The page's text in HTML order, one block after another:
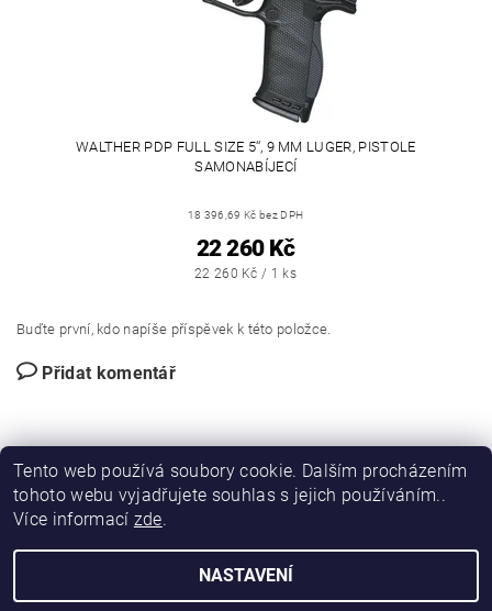
WALTHER PDP FULL SIZE 5‘‘, 9 MM LUGER, PISTOLE
SAMONABÍJECÍ
18 396,69 Kč bez DPH
22 260 Kč
22 260 Kč / 1 ks
Buďte první, kdo napíše příspěvek k této položce.
Přidat komentář
DIRECT FORCE | JANÍSKOVÁ&LATA
2026 © DIRFORPRO, všechna práva vyhrazenaUpravit nastavení cookies
Tento web používá soubory cookie. Dalším procházením
tohoto webu vyjadřujete souhlas s jejich používáním..
Více informací zde.
NASTAVENÍ